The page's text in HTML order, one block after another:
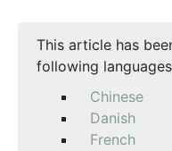
This article has
following
Chinese
Danish
French